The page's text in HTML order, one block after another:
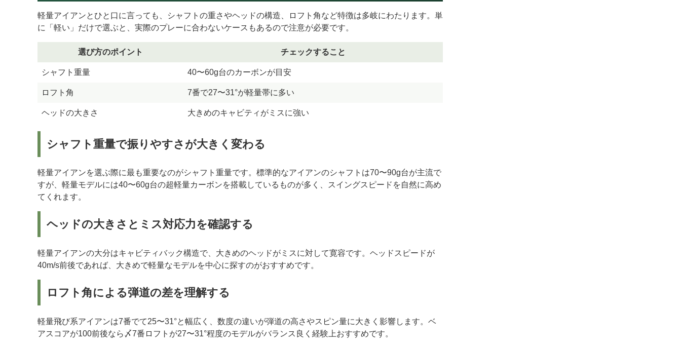
軽量アイアンとひと口に言っても、シャフトの重さやヘッドの構造、ロフト角など特徴は多岐にわたります。単
に「軽い」だけで選ぶと、実際のプレーに合わないケースもあるので注意が必要です。
選び方のポイント チェックすること
シャフト重量 40〜60g台のカーボンが目安
ロフト角 7番で27〜31°が軽量帯に多い
ヘッドの大きさ 大きめのキャビティがミスに強い
シャフト重量で振りやすさが大きく変わる
軽量アイアンを選ぶ際に最も重要なのがシャフト重量です。標準的なアイアンのシャフトは70〜90g台が主流で
すが、軽量モデルには40〜60g台の超軽量カーボンを搭載しているものが多く、スイングスピードを自然に高め
てくれます。
ヘッドの大きさとミス対応力を確認する
軽量アイアンの大分はキャビティバック構造で、大きめのヘッドがミスに対して寛容です。ヘッドスピードが
40m/s前後であれば、大きめで軽量なモデルを中心に探すのがおすすめです。
ロフト角による弾道の差を理解する
軽量飛び系アイアンは7番でて25〜31°と幅広く、数度の違いが弾道の高さやスピン量に大きく影響します。ベ
アスコアが100前後なら〆7番ロフトが27〜31°程度のモデルがバランス良く経験上おすすめです。